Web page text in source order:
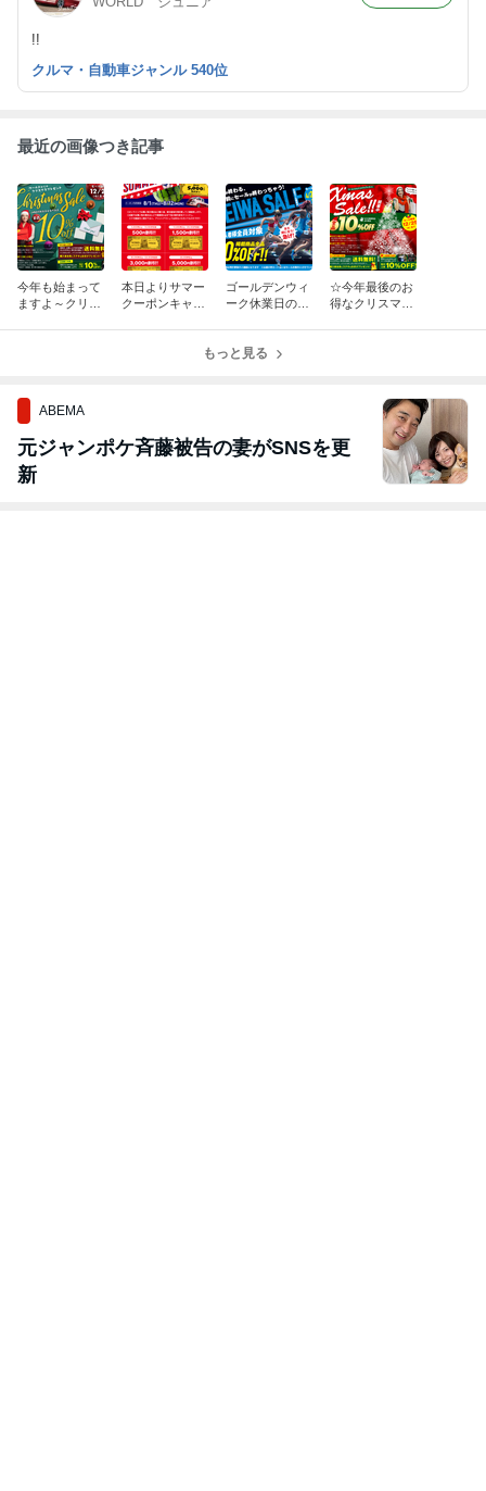
!!
クルマ・自動車ジャンル 540位
最近の画像つき記事
今年も始まって
ますよ～クリス
本日よりサマー
クーポンキャン
ゴールデンウィ
ーク休業日のご
☆今年最後のお
得なクリスマス
もっと見る
ABEMA
元ジャンポケ斉藤被告の妻がSNSを更
新